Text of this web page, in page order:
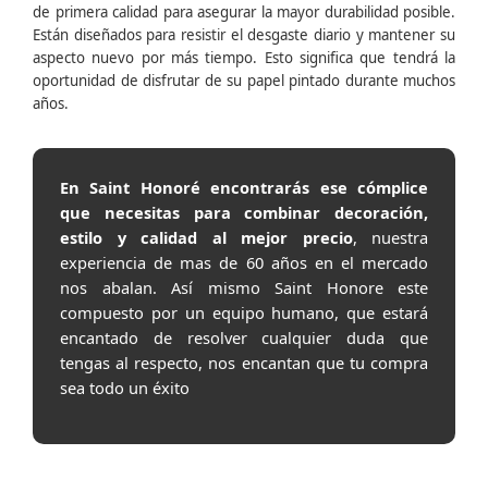
de primera calidad para asegurar la mayor durabilidad posible.
Están diseñados para resistir el desgaste diario y mantener su
aspecto nuevo por más tiempo. Esto significa que tendrá la
oportunidad de disfrutar de su papel pintado durante muchos
años.
En Saint Honoré encontrarás ese cómplice
que necesitas para combinar decoración,
estilo y calidad al mejor precio, nuestra
experiencia de mas de 60 años en el mercado
nos abalan. Así mismo Saint Honore este
compuesto por un equipo humano, que estará
encantado de resolver cualquier duda que
tengas al respecto, nos encantan que tu compra
sea todo un éxito